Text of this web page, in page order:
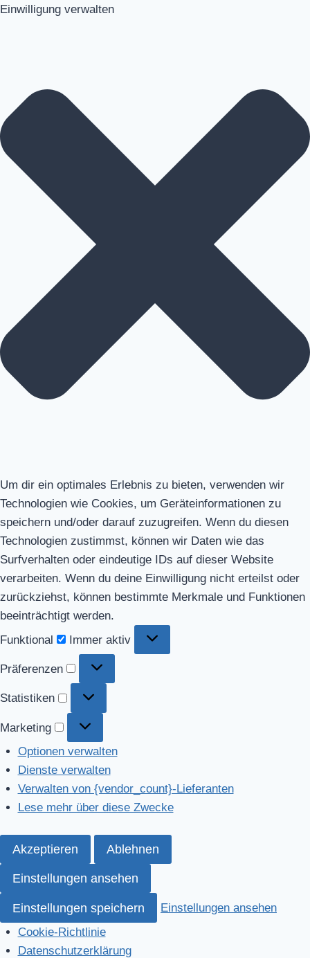
Einwilligung verwalten
Um dir ein optimales Erlebnis zu bieten, verwenden wir
Technologien wie Cookies, um Geräteinformationen zu
speichern und/oder darauf zuzugreifen. Wenn du diesen
Technologien zustimmst, können wir Daten wie das
Surfverhalten oder eindeutige IDs auf dieser Website
verarbeiten. Wenn du deine Einwilligung nicht erteilst oder
zurückziehst, können bestimmte Merkmale und Funktionen
beeinträchtigt werden.
Funktional
Funktional
Immer aktiv
Präferenzen Präferenzen
Statistiken Statistiken
Marketing Marketing
Optionen verwalten
Dienste verwalten
Verwalten von {vendor_count}-Lieferanten
Lese mehr über diese Zwecke
Akzeptieren Ablehnen
Einstellungen ansehen
Einstellungen speichern
Einstellungen ansehen
Cookie-Richtlinie
Datenschutzerklärung